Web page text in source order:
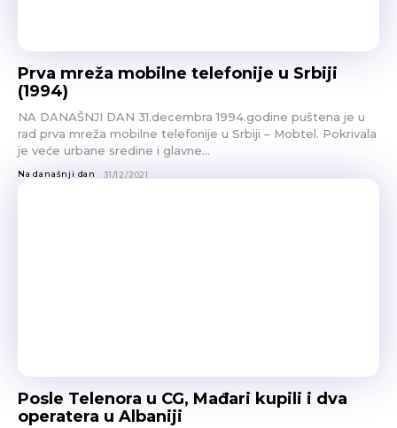
Prva mreža mobilne telefonije u Srbiji
(1994)
NA DANAŠNJI DAN 31.decembra 1994.godine puštena je u
rad prva mreža mobilne telefonije u Srbiji – Mobtel. Pokrivala
je veće urbane sredine i glavne...
Na današnji dan 31/12/2021
Posle Telenora u CG, Mađari kupili i dva
operatera u Albaniji